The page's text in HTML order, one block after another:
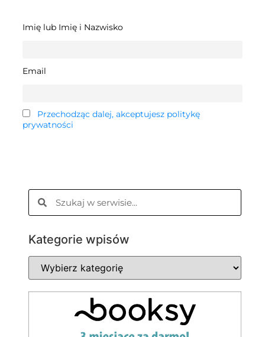
Imię lub Imię i Nazwisko
Email
Przechodząc dalej, akceptujesz politykę
prywatności
Kategorie wpisów